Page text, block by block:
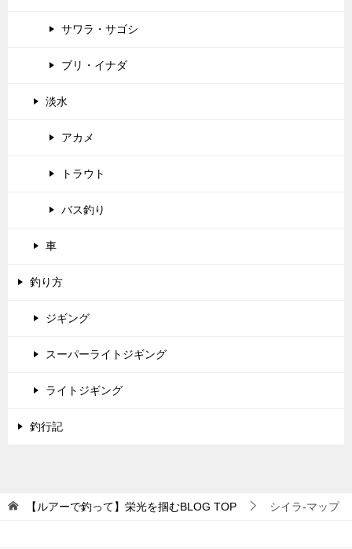
サワラ・サゴシ
ブリ・イナダ
淡水
アカメ
トラウト
バス釣り
車
釣り方
ジギング
スーパーライトジギング
ライトジギング
釣行記
【ルアーで釣って】栄光を掴むBLOG TOP シイラ-マップ